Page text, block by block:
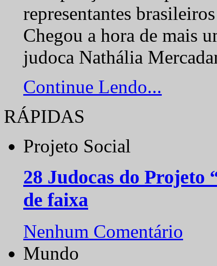
representantes
Chegou a hora de mais
judoca Nathália
Continue Lendo...
RÁPIDAS
Projeto Social
28 Judocas do
de faixa
Nenhum Comentário
Mundo